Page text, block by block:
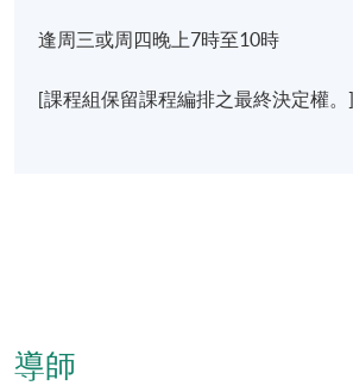
廣州中醫藥大學資深教授
30小時
逢周三或周四晚上7時至10時
[課程組保留課程編排之最終決定權。]
導師